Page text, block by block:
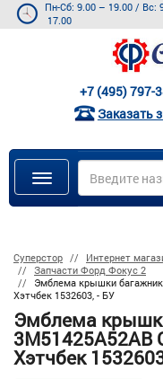
Пн-Сб: 9.00 – 19.00 / Вс:
17.00
+7 (495) 797-
Заказать
Суперстор Интернет
Запчасти Форд Фокус 2
Эмблема крышки
Хэтчбек 1532603, - БУ
Эмблема
3M51425A52AB
Хэтчбек